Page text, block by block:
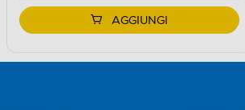
AGGIUNGI